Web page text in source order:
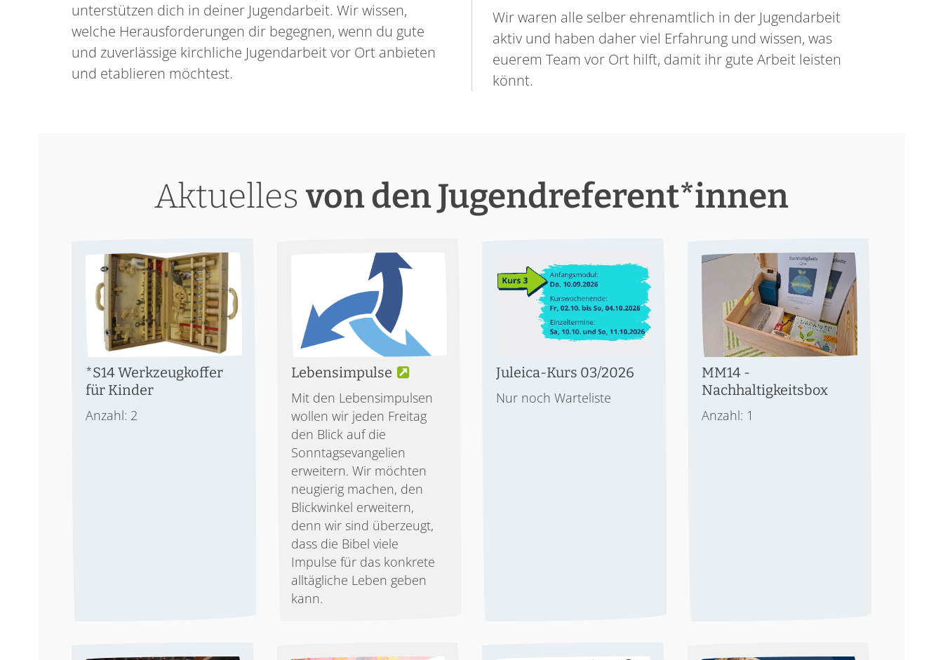
unterstützen dich in deiner Jugendarbeit. Wir wissen,
welche Herausforderungen dir begegnen, wenn du gute
und zuverlässige kirchliche Jugendarbeit vor Ort anbieten
und etablieren möchtest.
Wir waren alle selber ehrenamtlich in der Jugendarbeit
aktiv und haben daher viel Erfahrung und wissen, was
euerem Team vor Ort hilft, damit ihr gute Arbeit leisten
könnt.
Aktuellesvon den Jugendreferent*innen
*S14 Werkzeugkoffer
für Kinder
Anzahl: 2
Lebensimpulse
Mit den Lebensimpulsen
wollen wir jeden Freitag
den Blick auf die
Sonntagsevangelien
erweitern. Wir möchten
neugierig machen, den
Blickwinkel erweitern,
denn wir sind überzeugt,
dass die Bibel viele
Impulse für das konkrete
alltägliche Leben geben
kann.
Juleica-Kurs 03/2026
Nur noch Warteliste
MM14 -
Nachhaltigkeitsbox
Anzahl: 1